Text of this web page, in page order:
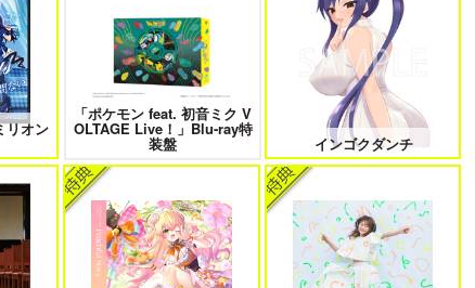
リオン
「ポケモン feat. 初音ミク V
OLTAGE Live！」Blu-ray特
装盤 インゴクダンチ